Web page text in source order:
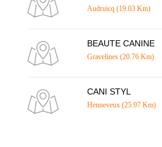
Audruicq (19.03 Km)
BEAUTE CANINE
Gravelines (20.76 Km)
CANI STYL
Henneveux (25.97 Km)